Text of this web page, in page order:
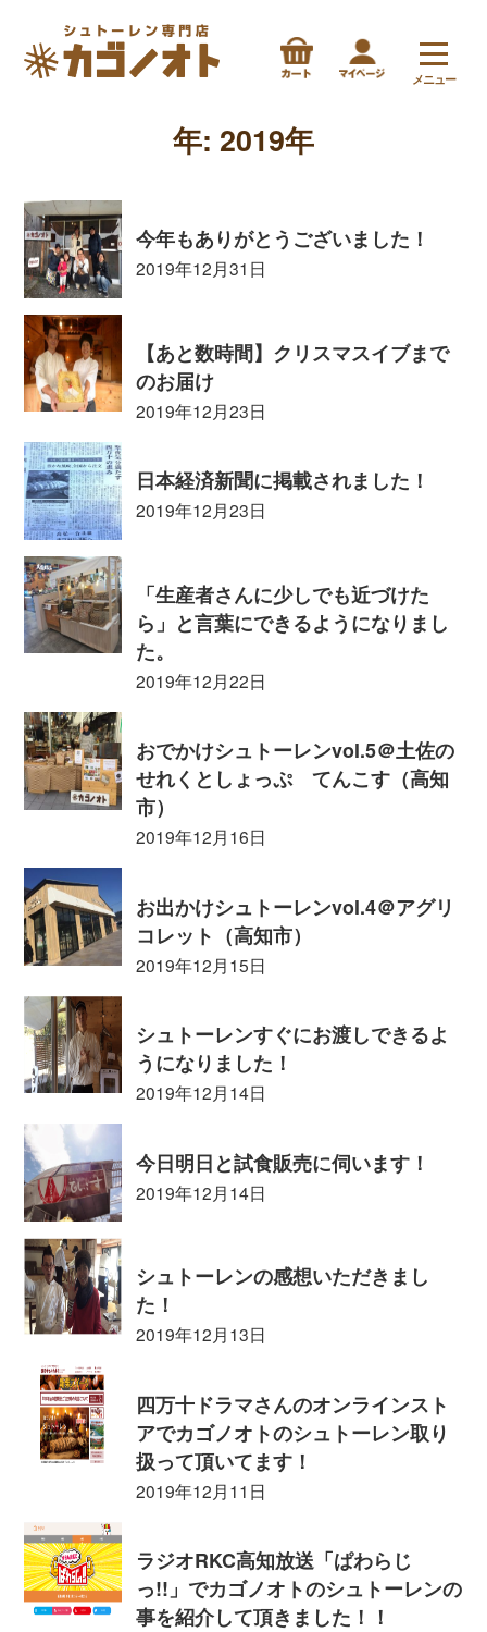
メニュー
年: 2019年
今年もありがとうございました！
2019年12月31日
【あと数時間】クリスマスイブまで
のお届け
2019年12月23日
日本経済新聞に掲載されました！
2019年12月23日
「生産者さんに少しでも近づけた
ら」と言葉にできるようになりまし
た。
2019年12月22日
おでかけシュトーレンvol.5＠土佐の
せれくとしょっぷ てんこす（高知
市）
2019年12月16日
お出かけシュトーレンvol.4＠アグリ
コレット（高知市）
2019年12月15日
シュトーレンすぐにお渡しできるよ
うになりました！
2019年12月14日
今日明日と試食販売に伺います！
2019年12月14日
シュトーレンの感想いただきまし
た！
2019年12月13日
四万十ドラマさんのオンラインスト
アでカゴノオトのシュトーレン取り
扱って頂いてます！
2019年12月11日
ラジオRKC高知放送「ぱわらじ
っ!!」でカゴノオトのシュトーレンの
事を紹介して頂きました！！